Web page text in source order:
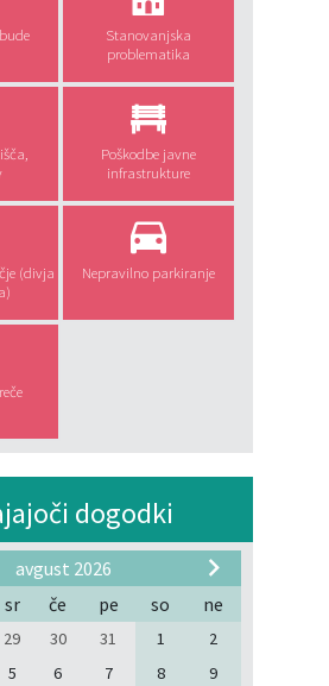
Stanovanjska
problematika
Poškodbe javne
infrastrukture
(divja
Nepravilno parkiranje
dogodki
avgust 2026
sr če pe so ne
29 30 31 1
2
5 6 7 8
9